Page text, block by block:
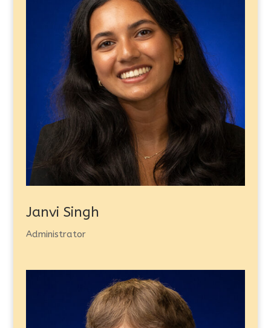
Janvi Singh
Administrator